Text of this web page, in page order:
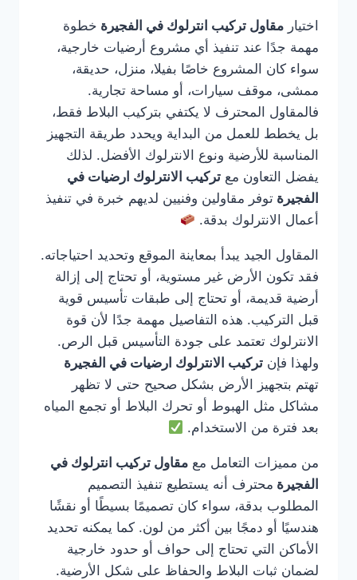
اختيار مقاول تركيب انترلوك في الفجيرة خطوة
مهمة جدًا عند تنفيذ أي مشروع أرضيات خارجية،
سواء كان المشروع خاصًا بفيلا، منزل، حديقة،
ممشى، موقف سيارات، أو مساحة تجارية.
فالمقاول المحترف لا يكتفي بتركيب البلاط فقط،
بل يخطط للعمل من البداية ويحدد طريقة التجهيز
المناسبة للأرضية ونوع الانترلوك الأفضل. لذلك
يفضل التعاون مع تركيب الانترلوك ارضيات في
الفجيرة توفر مقاولين وفنيين لديهم خبرة في تنفيذ
أعمال الانترلوك بدقة.
المقاول الجيد يبدأ بمعاينة الموقع وتحديد احتياجاته.
فقد تكون الأرض غير مستوية، أو تحتاج إلى إزالة
أرضية قديمة، أو تحتاج إلى طبقات تأسيس قوية
قبل التركيب. هذه التفاصيل مهمة جدًا لأن قوة
الانترلوك تعتمد على جودة التأسيس قبل الرص.
ولهذا فإن تركيب الانترلوك ارضيات في الفجيرة
تهتم بتجهيز الأرض بشكل صحيح حتى لا تظهر
مشاكل مثل الهبوط أو تحرك البلاط أو تجمع المياه
بعد فترة من الاستخدام.
من مميزات التعامل مع مقاول تركيب انترلوك في
الفجيرة محترف أنه يستطيع تنفيذ التصميم
المطلوب بدقة، سواء كان تصميمًا بسيطًا أو نقشًا
هندسيًا أو دمجًا بين أكثر من لون. كما يمكنه تحديد
الأماكن التي تحتاج إلى حواف أو حدود خارجية
لضمان ثبات البلاط والحفاظ على شكل الأرضية.